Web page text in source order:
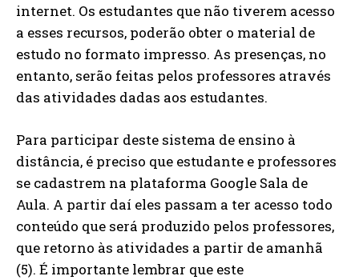
internet. Os estudantes que não tiverem acesso
a esses recursos, poderão obter o material de
estudo no formato impresso. As presenças, no
entanto, serão feitas pelos professores através
das atividades dadas aos estudantes.
Para participar deste sistema de ensino à
distância, é preciso que estudante e professores
se cadastrem na plataforma Google Sala de
Aula. A partir daí eles passam a ter acesso todo
conteúdo que será produzido pelos professores,
que retorno às atividades a partir de amanhã
(5). É importante lembrar que este